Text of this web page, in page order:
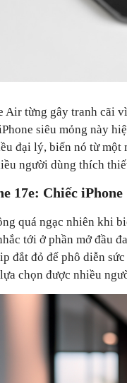
Air từng gây tranh cãi
siêu mỏng này
đại lý, biến nó từ một
người dùng thích
17e: Chiếc
quá ngạc nhiên khi
tới ở phần mở đầu
đắt đỏ để phô diễn
chọn được nhiều